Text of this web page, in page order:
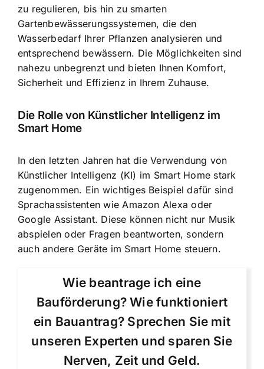
zu regulieren, bis hin zu smarten
Gartenbewässerungssystemen, die den
Wasserbedarf Ihrer Pflanzen analysieren und
entsprechend bewässern. Die Möglichkeiten sind
nahezu unbegrenzt und bieten Ihnen Komfort,
Sicherheit und Effizienz in Ihrem Zuhause.
Die Rolle von Künstlicher Intelligenz im
Smart Home
In den letzten Jahren hat dieVerwendung von
Künstlicher Intelligenz (KI) im Smart Home stark
zugenommen. Ein wichtiges Beispiel dafür sind
Sprachassistenten wie Amazon Alexa oder
Google Assistant. Diese können nicht nur Musik
abspielen oder Fragen beantworten, sondern
auch andere Geräte im Smart Home steuern.
Wie beantrage ich eine
Bauförderung? Wie funktioniert
ein Bauantrag? Sprechen Sie mit
unseren Experten und sparen Sie
Nerven, Zeit und Geld.